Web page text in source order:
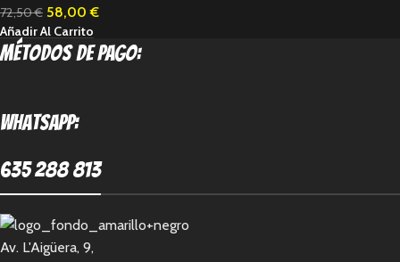
72,50€ 58,00€
Añadir Al Carrito
métodos de pago:
Whatsapp:
635 288 813
Av. L'Aigüera, 9,